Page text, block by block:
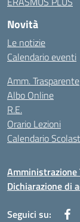
Novità
Le notizie
Calendario eventi
Amm. Trasparente
Albo Online
R.E.
Orario Lezioni
Calendario
Amministrazione
Dichiarazione di
Seguici su: